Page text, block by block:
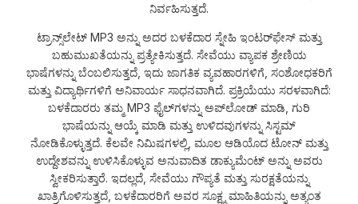
ನಿರ್ವಹಿಸುತ್ತದೆ.
ಟ್ರಾನ್ಸ್‌ಲೇಟ್ MP3 ಅನ್ನು ಅದರ ಬಳಕೆದಾರ ಸ್ನೇಹಿ ಇಂಟರ್‌ಫೇಸ್ ಮತ್ತು
ಬಹುಮುಖತೆಯನ್ನು ಪ್ರತ್ಯೇಕಿಸುತ್ತದೆ. ಸೇವೆಯು ವ್ಯಾಪಕ ಶ್ರೇಣಿಯ
ಭಾಷೆಗಳನ್ನು ಬೆಂಬಲಿಸುತ್ತದೆ, ಇದು ಜಾಗತಿಕ ವ್ಯವಹಾರಗಳಿಗೆ, ಸಂಶೋಧಕರಿಗೆ
ಮತ್ತು ವಿದ್ಯಾರ್ಥಿಗಳಿಗೆ ಅನಿವಾರ್ಯ ಸಾಧನವಾಗಿದೆ. ಪ್ರಕ್ರಿಯೆಯು ಸರಳವಾಗಿದೆ:
ಬಳಕೆದಾರರು ತಮ್ಮ MP3 ಫೈಲ್‌ಗಳನ್ನು ಅಪ್‌ಲೋಡ್ ಮಾಡಿ, ಗುರಿ
ಭಾಷೆಯನ್ನು ಆಯ್ಕೆ ಮಾಡಿ ಮತ್ತು ಉಳಿದವುಗಳನ್ನು ಸಿಸ್ಟಮ್
ನೋಡಿಕೊಳ್ಳುತ್ತದೆ. ಕೆಲವೇ ನಿಮಿಷಗಳಲ್ಲಿ, ಮೂಲ ಆಡಿಯೊದ ಟೋನ್ ಮತ್ತು
ಉದ್ದೇಶವನ್ನು ಉಳಿಸಿಕೊಳ್ಳುವ ಅನುವಾದಿತ ಡಾಕ್ಯುಮೆಂಟ್ ಅನ್ನು ಅವರು
ಸ್ವೀಕರಿಸುತ್ತಾರೆ. ಇದಲ್ಲದೆ, ಸೇವೆಯು ಗೌಪ್ಯತೆ ಮತ್ತು ಸುರಕ್ಷತೆಯನ್ನು
ಖಾತ್ರಿಗೊಳಿಸುತ್ತದೆ, ಬಳಕೆದಾರರಿಗೆ ಅವರ ಸೂಕ್ಷ್ಮ ಮಾಹಿತಿಯನ್ನು ಅತ್ಯಂತ